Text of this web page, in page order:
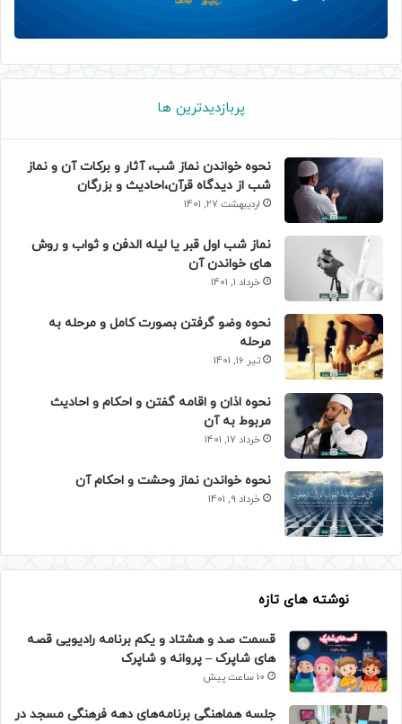
پربازدیدترین ها
نحوه خواندن نماز شب، آثار و برکات آن و نماز
شب از دیدگاه قرآن،احادیث و بزرگان
اردیبهشت 27, 1401
نماز شب اول قبر یا لیله الدفن و ثواب و روش
های خواندن آن
خرداد 1, 1401
نحوه وضو گرفتن بصورت کامل و مرحله به
مرحله
تیر 16, 1401
نحوه اذان و اقامه گفتن و احکام و احادیث
مربوط به آن
خرداد 17, 1401
نحوه خواندن نماز وحشت و احکام آن
خرداد 9, 1401
نوشته های تازه
قسمت صد و هشتاد و یکم برنامه رادیویی قصه
های شاپرک – پروانه و شاپرک
10 ساعت پیش
جلسه هماهنگی برنامه‌های دهه فرهنگی مسجد در